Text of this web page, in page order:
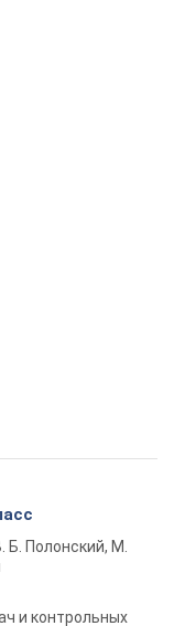
Б. Полонский, М.
и контрольных